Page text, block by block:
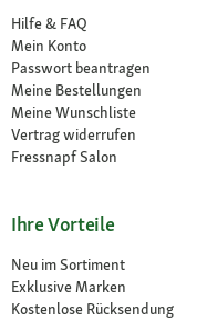
Hilfe & FAQ
Mein Konto
Passwort beantragen
Meine Bestellungen
Meine Wunschliste
Vertrag widerrufen
Fressnapf Salon
Ihre Vorteile
Neu im Sortiment
Exklusive Marken
Kostenlose Rücksendung